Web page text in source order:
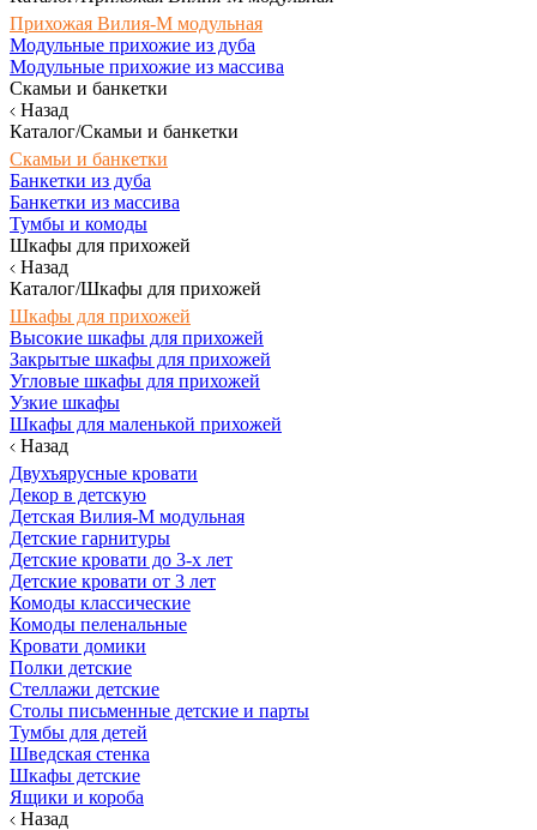
Прихожая Вилия-М модульная
Модульные прихожие из дуба
Модульные прихожие из массива
Скамьи и банкетки
Назад
Каталог/Скамьи и банкетки
Скамьи и банкетки
Банкетки из дуба
Банкетки из массива
Тумбы и комоды
Шкафы для прихожей
Назад
Каталог/Шкафы для прихожей
Шкафы для прихожей
Высокие шкафы для прихожей
Закрытые шкафы для прихожей
Угловые шкафы для прихожей
Узкие шкафы
Шкафы для маленькой прихожей
Назад
Двухъярусные кровати
Декор в детскую
Детская Вилия-М модульная
Детские гарнитуры
Детские кровати до 3-х лет
Детские кровати от 3 лет
Комоды классические
Комоды пеленальные
Кровати домики
Полки детские
Стеллажи детские
Столы письменные детские и парты
Тумбы для детей
Шведская стенка
Шкафы детские
Ящики и короба
Назад